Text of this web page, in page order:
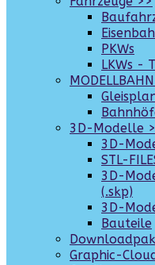
PKWs
LKWs -
3D-Modelle
3D-
STL-
3D-
(.skp)
3D-
Bauteile
Graphic-